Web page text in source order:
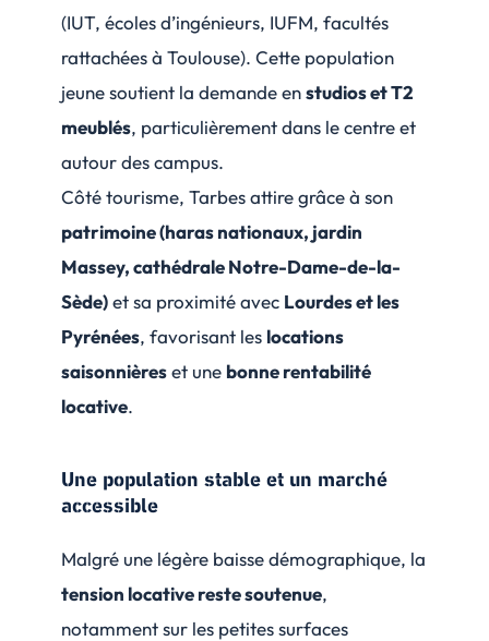
(IUT, écoles d’ingénieurs, IUFM, facultés
rattachées à Toulouse). Cette population
jeune soutient la demande enstudios et T2
meublés, particulièrement dans le centre et
autour des campus.
Côté tourisme, Tarbes attire grâce à son
patrimoine (haras nationaux, jardin
Massey, cathédrale Notre-Dame-de-la-
Sède)et sa proximité avec Lourdes et les
Pyrénées, favorisant les locations
saisonnièreset une bonne rentabilité
locative.
Une population stable et un marché
accessible
Malgré une légère baisse démographique, la
tension locative reste soutenue,
notamment sur les petites surfaces